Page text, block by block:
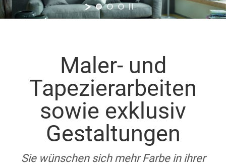
Maler- und
Tapezierarbeiten
sowie exklusiv
Gestaltungen
Sie wünschen sich mehr Farbe in ihrer